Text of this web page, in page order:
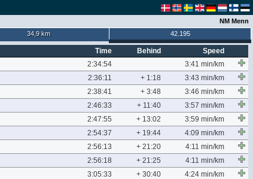
NM Menn
34,9 km 42.195
Time Behind
Speed
2:34:54
3:41 min/km
2:36:11 + 1:18
3:43 min/km
2:38:41 + 3:48
3:46 min/km
2:46:33 + 11:40
3:57 min/km
2:47:55 + 13:02
3:59 min/km
2:54:37 + 19:44
4:09 min/km
2:56:13 + 21:20
4:11 min/km
2:56:18 + 21:25
4:11 min/km
3:05:33 + 30:40
4:24 min/km